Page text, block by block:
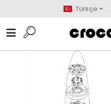
Türkçe